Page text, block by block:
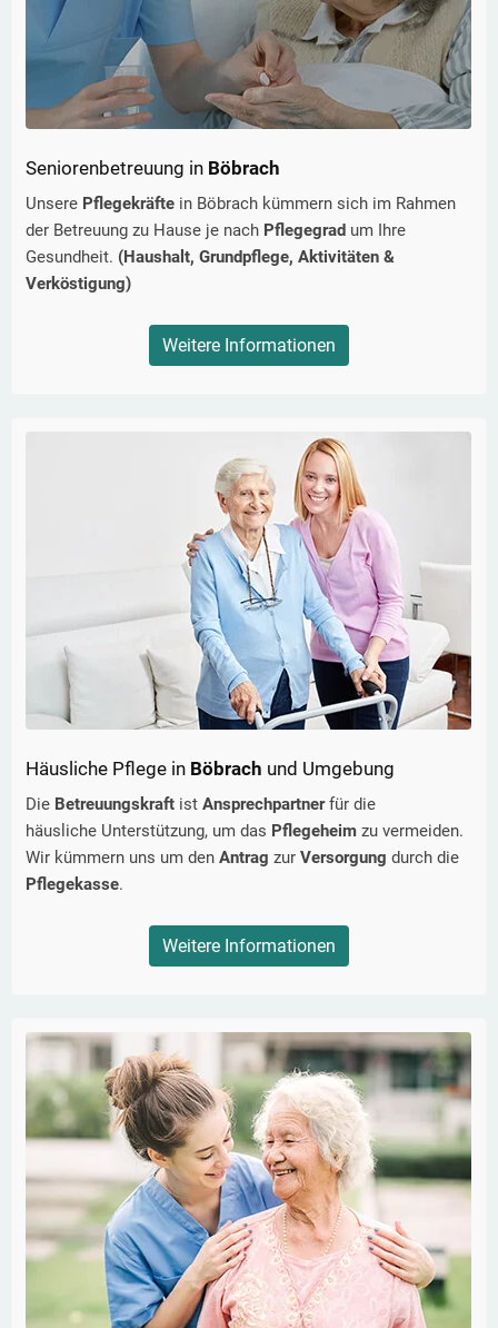
Seniorenbetreuung in Böbrach
Unsere Pflegekräfte in Böbrach kümmern sich im Rahmen
der Betreuung zu Hause je nach Pflegegrad um Ihre
Gesundheit. (Haushalt, Grundpflege, Aktivitäten &
Verköstigung)
Weitere Informationen
Häusliche Pflege in Böbrach und Umgebung
Die Betreuungskraft ist Ansprechpartnerfür die
häusliche Unterstützung, um das Pflegeheim zu vermeiden.
Wir kümmern uns um den Antrag zur Versorgung durch die
Pflegekasse.
Weitere Informationen